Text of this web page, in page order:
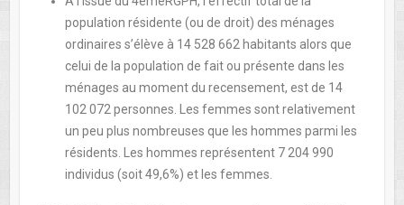
population résidente (ou de droit) des ménages
ordinaires s’élève à 14 528 662 habitants alors que
celui de la population de fait ou présente dans les
ménages au moment du recensement, est de 14
102 072 personnes. Les femmes sont relativement
un peu plus nombreuses que les hommes parmi les
résidents. Les hommes représentent 7 204 990
individus (soit 49,6%) et les femmes.